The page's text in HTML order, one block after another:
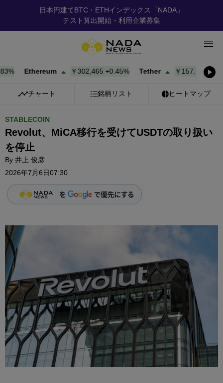
日本円建てBTC・ETHインデックス「NADA」
テスト算出開始・利用企業募集
Ethereum ￥302,465+0.45% Tether ￥157.92+ 0.01%
チャート 銘柄リスト ヒートマップ
STABLECOIN
Revolut、MiCA移行を受けてUSDTの取り扱い
を停止
By 井上 俊彦
2026年7月6日07:30